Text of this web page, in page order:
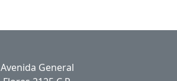
Avenida General